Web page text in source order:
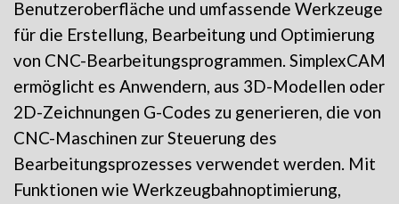
Benutzeroberfläche und umfassende Werkzeuge
für die Erstellung, Bearbeitung und Optimierung
von CNC-Bearbeitungsprogrammen. SimplexCAM
ermöglicht es Anwendern, aus 3D-Modellen oder
2D-Zeichnungen G-Codes zu generieren, die von
CNC-Maschinen zur Steuerung des
Bearbeitungsprozesses verwendet werden. Mit
Funktionen wie Werkzeugbahnoptimierung,